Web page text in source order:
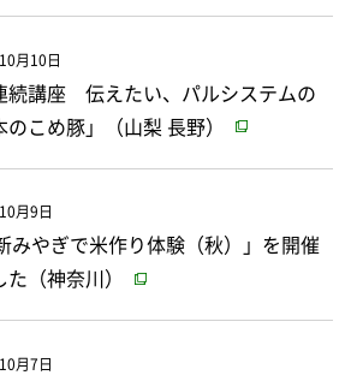
月10日
続講座 伝えたい、パルシステムの
のこめ豚」（山梨 長野）
月9日
みやぎで米作り体験（秋）」を開催
た（神奈川）
月7日